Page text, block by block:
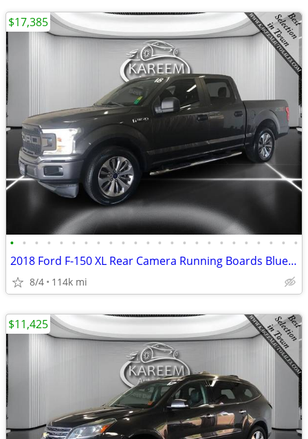
• • • • • • • • • • • • • • • • • • • • • • • •
2018 Ford F-150 XL Rear Camera Running Boards Bluetooth Bed Liner Se
8/4 114k mi
$17,385
$11,425